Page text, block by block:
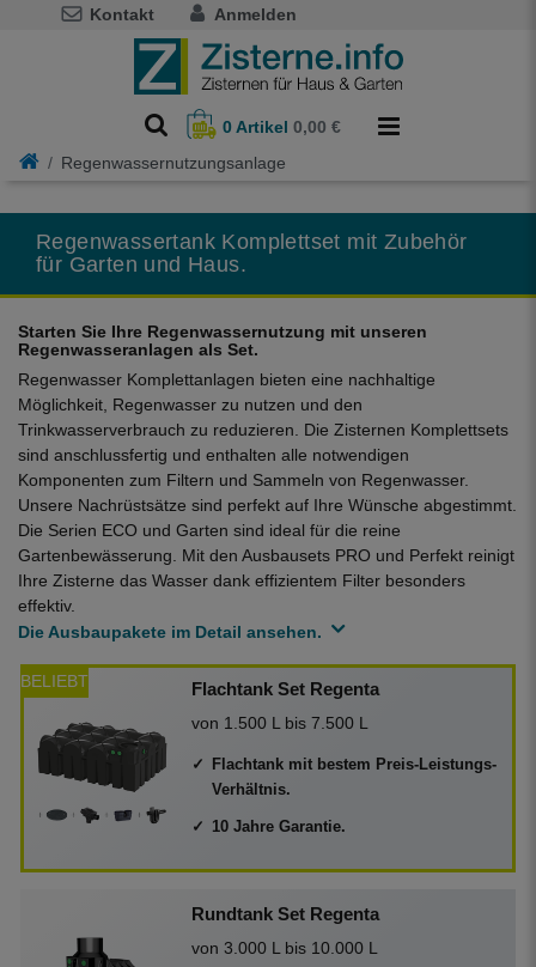
Kontakt Anmelden
0Artikel 0,00 €
Regenwassernutzungsanlage
Regenwassertank Komplettset mit Zubehör
für Garten und Haus.
Starten Sie Ihre Regenwassernutzung mit unseren
Regenwasseranlagen als Set.
Regenwasser Komplettanlagen bieten eine nachhaltige
Möglichkeit, Regenwasser zu nutzen und den
Trinkwasserverbrauch zu reduzieren. Die Zisternen Komplettsets
sind anschlussfertig und enthalten alle notwendigen
Komponenten zum Filtern und Sammeln von Regenwasser.
Unsere Nachrüstsätze sind perfekt auf Ihre Wünsche abgestimmt.
Die Serien ECO und Garten sind ideal für die reine
Gartenbewässerung. Mit den Ausbausets PRO und Perfekt reinigt
Ihre Zisterne das Wasser dank effizientem Filter besonders
effektiv.
Die Ausbaupakete im Detail ansehen.
BELIEBT Flachtank Set Regenta
von 1.500 L bis 7.500 L
Flachtank mit bestem Preis-Leistungs-
Verhältnis.
10 Jahre Garantie.
Rundtank Set Regenta
von 3.000 L bis 10.000 L